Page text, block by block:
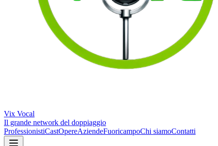
Vix Vocal
Il grande network del doppiaggio
ProfessionistiCastOpereAziendeFuoricampoChi siamoContatti